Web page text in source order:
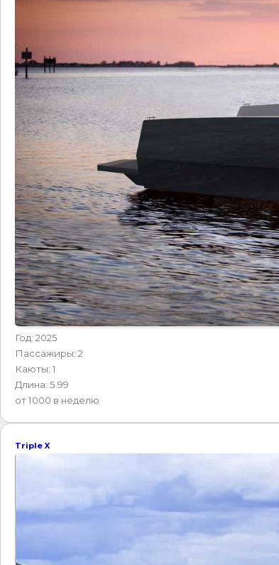
Год: 2025
Пассажиры: 2
Каюты: 1
Длина: 5.99
от 1000 в неделю
Triple X